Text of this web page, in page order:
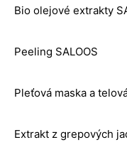
Bio olejové extrakty
Peeling SALOOS
Pleťová maska a
Extrakt z grepových